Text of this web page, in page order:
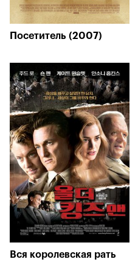
Посетитель (2007)
Вся королевская рать